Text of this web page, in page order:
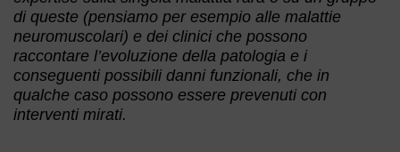
di queste (pensiamo per esempio alle malattie
neuromuscolari) e dei clinici che possono
raccontare l’evoluzione della patologia e i
conseguenti possibili danni funzionali, che in
qualche caso possono essere prevenuti con
interventi mirati.